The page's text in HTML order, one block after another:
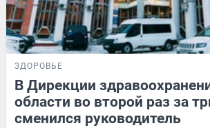
ЗДОРОВЬЕ
В Дирекции
области во второй раз за
сменился руководитель